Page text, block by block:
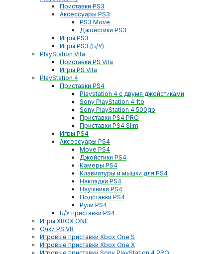
Приставки PS3
Аксессуары PS3
PS3 Move
Джойстики PS3
Игры PS3
Игры PS3 (Б/У)
PlayStation Vita
Приставки PS Vita
Игры PS Vita
PlayStation 4
Приставки PS4
Playstation 4 с двумя джойстиками
Sony PlayStation 4 1tb
Sony PlayStation 4 500gb
Приставки PS4 PRO
Приставки PS4 Slim
Игры PS4
Аксессуары PS4
Move PS4
Джойстики PS4
Камеры PS4
Клавиатуры и мышки для PS4
Накладки PS4
Наушники PS4
Подставки PS4
Рули PS4
Б/У приставки PS4
Игры XBOX ONE
Очки PS VR
Игровые приставки Xbox One S
Игровые приставки Xbox One X